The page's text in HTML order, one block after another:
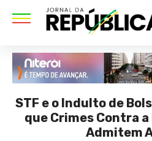
STF e o Indulto de
que Crimes Contra
Admitem